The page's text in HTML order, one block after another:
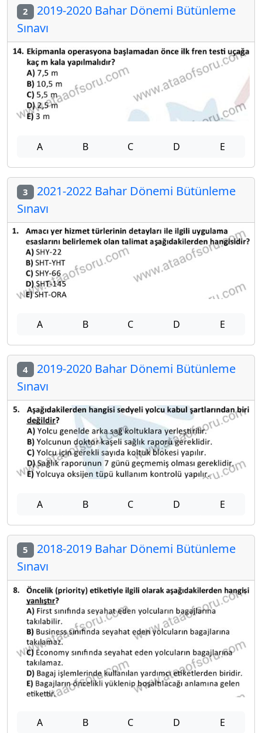
2 2019-2020 Bahar Dönemi Bütünleme
Sınavı
A B C D E
3 2021-2022 Bahar Dönemi Bütünleme
Sınavı
A B C D E
4 2019-2020 Bahar Dönemi Bütünleme
Sınavı
A B C D E
5 2018-2019 Bahar Dönemi Bütünleme
Sınavı
A B C D E